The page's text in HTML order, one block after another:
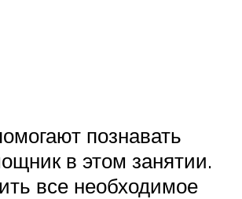
познавать
в этом занятии.
все необходимое